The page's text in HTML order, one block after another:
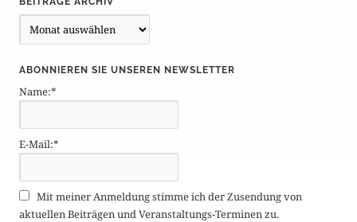
e
t
r
g
e
r
c
h
ABONNIEREN SIE UNSEREN NEWSLETTER
Name:*
E-Mail:*
Mit meiner Anmeldung stimme ich der Zusendung von
aktuellen Beiträgen und Veranstaltungs-Terminen zu.